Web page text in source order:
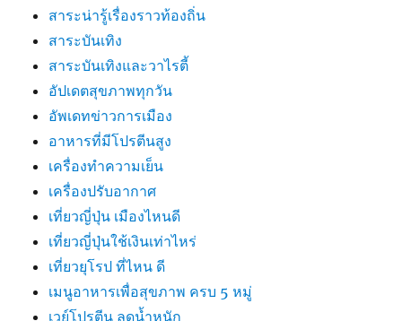
สาระน่ารู้เรื่องราวท้องถิ่น
สาระบันเทิง
สาระบันเทิงและวาไรตี้
อัปเดตสุขภาพทุกวัน
อัพเดทข่าวการเมือง
อาหารที่มีโปรตีนสูง
เครื่องทำความเย็น
เครื่องปรับอากาศ
เที่ยวญี่ปุ่น เมืองไหนดี
เที่ยวญี่ปุ่นใช้เงินเท่าไหร่
เที่ยวยุโรป ที่ไหน ดี
เมนูอาหารเพื่อสุขภาพ ครบ 5 หมู่
เวย์โปรตีน ลดน้ำหนัก